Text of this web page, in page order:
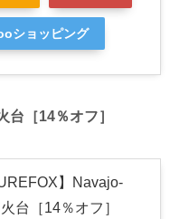
ショッピング
台［14％オフ］
】Navajo-
台［14％オフ］